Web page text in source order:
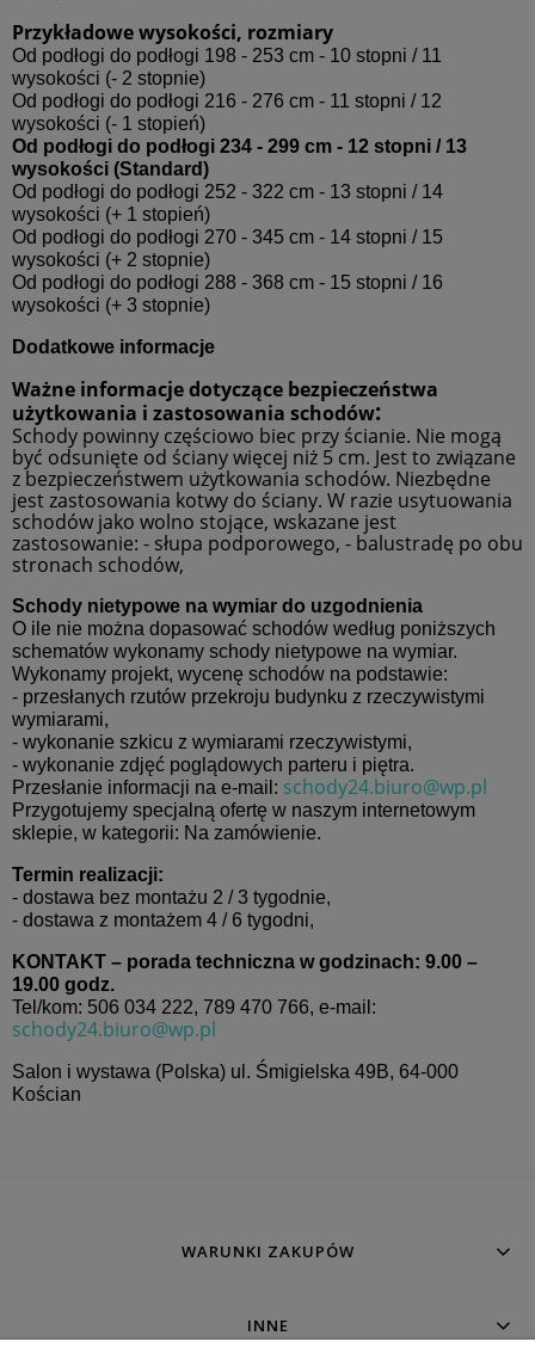
Przykładowe wysokości, rozmiary
Od podłogi do podłogi 198 - 253 cm - 10 stopni / 11
wysokości (- 2 stopnie)
Od podłogi do podłogi 216 - 276 cm - 11 stopni / 12
wysokości (- 1 stopień)
Od podłogi do podłogi 234 - 299 cm - 12 stopni / 13
wysokości (Standard)
Od podłogi do podłogi 252 - 322 cm - 13 stopni / 14
wysokości (+ 1 stopień)
Od podłogi do podłogi 270 - 345 cm - 14 stopni / 15
wysokości (+ 2 stopnie)
Od podłogi do podłogi 288 - 368 cm - 15 stopni / 16
wysokości (+ 3 stopnie)
Dodatkowe informacje
Ważne informacje dotyczące bezpieczeństwa
użytkowania i zastosowania schodów:
Schody powinny częściowo biec przy ścianie. Nie mogą
być odsunięte od ściany więcej niż 5 cm. Jest to związane
z bezpieczeństwem użytkowania schodów. Niezbędne
jest zastosowania kotwy do ściany. W razie usytuowania
schodów jako wolno stojące, wskazane jest
zastosowanie: - słupa podporowego, - balustradę po obu
stronach schodów,
Schody nietypowe na wymiar do uzgodnienia
O ile nie można dopasować schodów według poniższych
schematów wykonamy schody nietypowe na wymiar.
Wykonamy projekt, wycenę schodów na podstawie:
- przesłanych rzutów przekroju budynku z rzeczywistymi
wymiarami,
- wykonanie szkicu z wymiarami rzeczywistymi,
- wykonanie zdjęć poglądowych parteru i piętra.
Przesłanie informacji na e-mail: schody24.biuro@wp.pl
Przygotujemy specjalną ofertę w naszym internetowym
sklepie, w kategorii: Na zamówienie.
Termin realizacji:
- dostawa bez montażu 2 / 3 tygodnie,
- dostawa z montażem 4 / 6 tygodni,
KONTAKT – porada techniczna w godzinach: 9.00 –
19.00 godz.
Tel/kom: 506 034 222, 789 470 766, e-mail:
schody24.biuro@wp.pl
Salon i wystawa (Polska) ul. Śmigielska 49B, 64-000
Kościan
WARUNKI ZAKUPÓW
INNE